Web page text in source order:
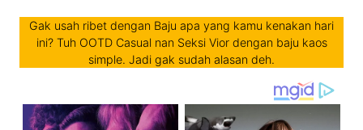
Gak usah ribet dengan Baju apa yang kamu kenakan hari
ini? Tuh OOTD Casual nan Seksi Vior dengan baju kaos
simple. Jadi gak sudah alasan deh.